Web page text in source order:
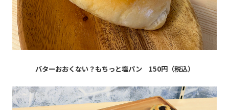
バターおおくない？もちっと塩パン 150円（税込）